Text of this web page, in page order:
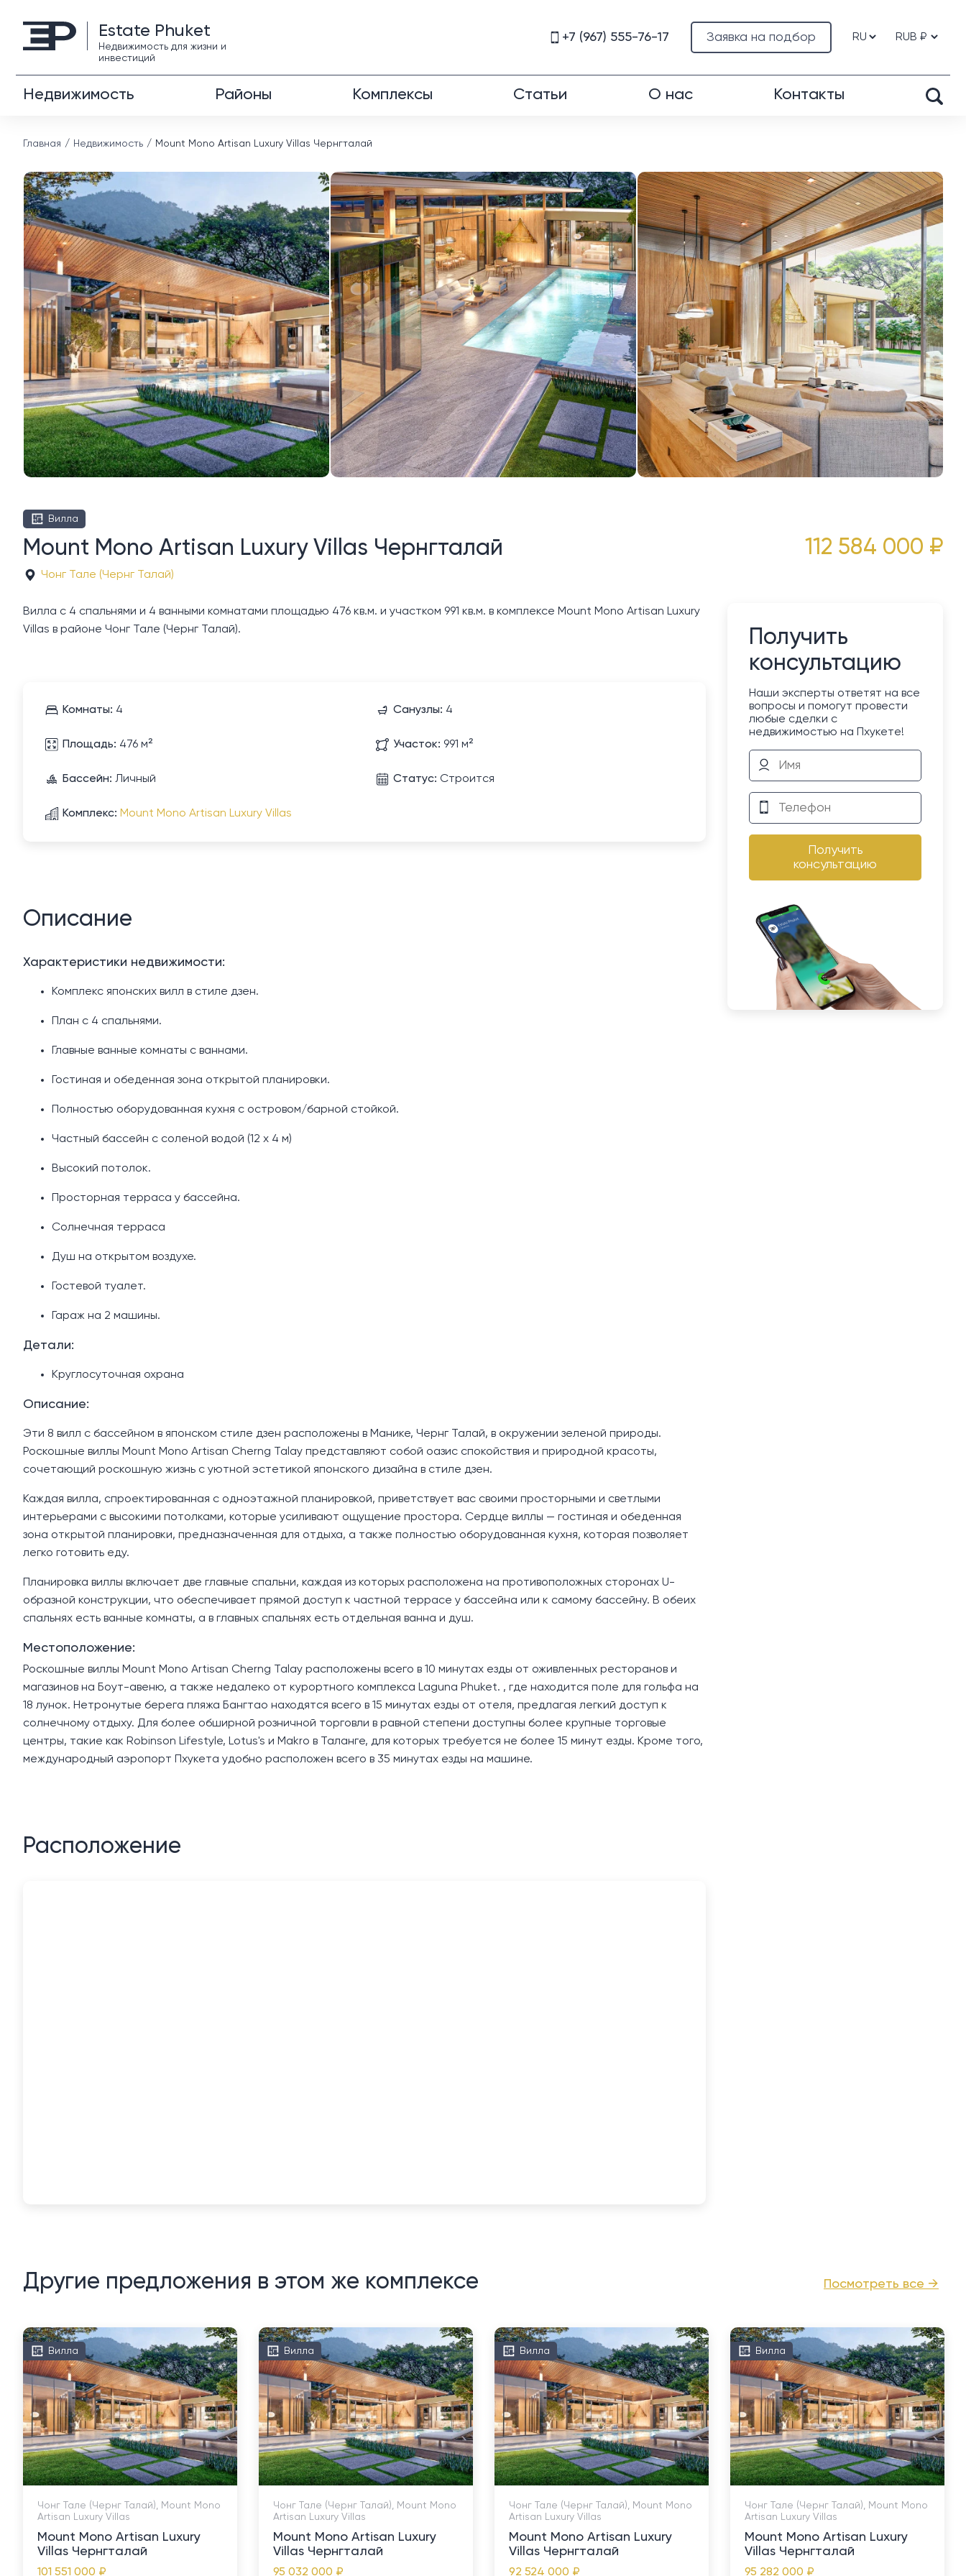
Estate Phuket
Недвижимость для жизни и
инвестиций
Заявка на подбор
+7 (967) 555-76-17
Недвижимость Районы Комплексы Статьи О нас Контакты
Главная Недвижимость Mount Mono Artisan Luxury Villas Чернгталай
Вилла
Mount Mono Artisan Luxury Villas Чернгталай
Чонг Тале (Чернг Талай)
112 584 000 ₽
Вилла с 4 спальнями и 4 ванными комнатами площадью 476 кв.м. и участком 991 кв.м. в комплексе Mount Mono Artisan Luxury
Villas в районе Чонг Тале (Чернг Талай).
Комнаты: 4 Санузлы: 4
Площадь: 476 м² Участок: 991 м²
Бассейн: Личный Статус: Строится
Комплекс: Mount Mono Artisan Luxury Villas
Описание
Характеристики недвижимости:
Комплекс японских вилл в стиле дзен.
План с 4 спальнями.
Главные ванные комнаты с ваннами.
Гостиная и обеденная зона открытой планировки.
Полностью оборудованная кухня с островом/барной стойкой.
Частный бассейн с соленой водой (12 х 4 м)
Высокий потолок.
Просторная терраса у бассейна.
Солнечная терраса
Душ на открытом воздухе.
Гостевой туалет.
Гараж на 2 машины.
Детали:
Круглосуточная охрана
Описание:
Эти 8 вилл с бассейном в японском стиле дзен расположены в Манике, Чернг Талай, в окружении зеленой природы.
Роскошные виллы Mount Mono Artisan Cherng Talay представляют собой оазис спокойствия и природной красоты,
сочетающий роскошную жизнь с уютной эстетикой японского дизайна в стиле дзен.
Каждая вилла, спроектированная с одноэтажной планировкой, приветствует вас своими просторными и светлыми
интерьерами с высокими потолками, которые усиливают ощущение простора. Сердце виллы — гостиная и обеденная
зона открытой планировки, предназначенная для отдыха, а также полностью оборудованная кухня, которая позволяет
легко готовить еду.
Планировка виллы включает две главные спальни, каждая из которых расположена на противоположных сторонах U-
образной конструкции, что обеспечивает прямой доступ к частной террасе у бассейна или к самому бассейну. В обеих
спальнях есть ванные комнаты, а в главных спальнях есть отдельная ванна и душ.
Местоположение:
Роскошные виллы Mount Mono Artisan Cherng Talay расположены всего в 10 минутах езды от оживленных ресторанов и
магазинов на Боут-авеню, а также недалеко от курортного комплекса Laguna Phuket. , где находится поле для гольфа на
18 лунок. Нетронутые берега пляжа Бангтао находятся всего в 15 минутах езды от отеля, предлагая легкий доступ к
солнечному отдыху. Для более обширной розничной торговли в равной степени доступны более крупные торговые
центры, такие как Robinson Lifestyle, Lotus's и Makro в Таланге, для которых требуется не более 15 минут езды. Кроме того,
международный аэропорт Пхукета удобно расположен всего в 35 минутах езды на машине.
Расположение
Получить
консультацию
Наши эксперты ответят на все
вопросы и помогут провести
любые сделки с
недвижимостью на Пхукете!
Получить
консультацию
Посмотреть все →
Другие предложения в этом же комплексе
Вилла
Чонг Тале (Чернг Талай), Mount Mono
Artisan Luxury Villas
Mount Mono Artisan Luxury
Villas Чернгталай
101 551 000 ₽
Вилла
Чонг Тале (Чернг Талай), Mount Mono
Artisan Luxury Villas
Mount Mono Artisan Luxury
Villas Чернгталай
95 032 000 ₽
Вилла
Чонг Тале (Чернг Талай), Mount Mono
Artisan Luxury Villas
Mount Mono Artisan Luxury
Villas Чернгталай
92 524 000 ₽
Вилла
Чонг Тале (Чернг Талай), Mount Mono
Artisan Luxury Villas
Mount Mono Artisan Luxury
Villas Чернгталай
95 282 000 ₽